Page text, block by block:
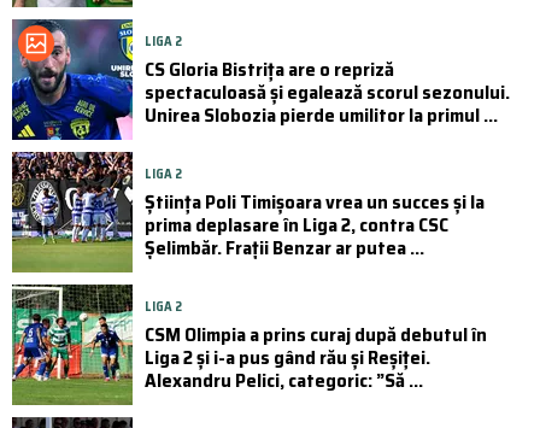
LIGA 2
CS Gloria Bistrița are o repriză
spectaculoasă și egalează scorul sezonului.
Unirea Slobozia pierde umilitor la primul ...
LIGA 2
Știința Poli Timișoara vrea un succes și la
prima deplasare în Liga 2, contra CSC
Șelimbăr. Frații Benzar ar putea ...
LIGA 2
CSM Olimpia a prins curaj după debutul în
Liga 2 și i-a pus gând rău și Reșiței.
Alexandru Pelici, categoric: ”Să ...